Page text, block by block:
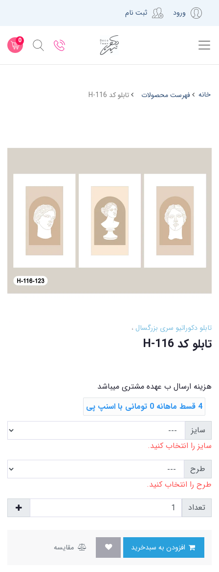
ورود ثبت نام
0
خانه فهرست محصولات تابلو کد H-116
تابلو دکوراتیو سری بزرگسال
تابلو کد H-116
هزینه ارسال ب عهده مشتری میباشد
4 قسط ماهانه 0 تومانی با اسنپ ‌پی
سایز
سایز را انتخاب کنید.
طرح
طرح را انتخاب کنید.
تعداد
مقایسه